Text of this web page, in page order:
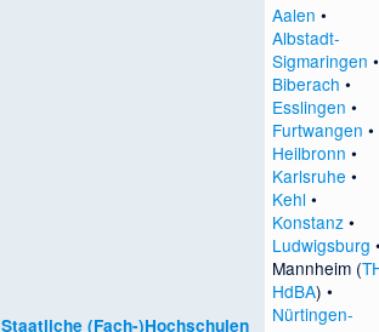
Staatliche (Fach-)Hochschulen
Aalen •
Albstadt-
Sigmaringen •
Biberach •
Esslingen •
Furtwangen •
Heilbronn •
Karlsruhe •
Kehl •
Konstanz •
Ludwigsburg
Mannheim (
HdBA) •
Nürtingen-